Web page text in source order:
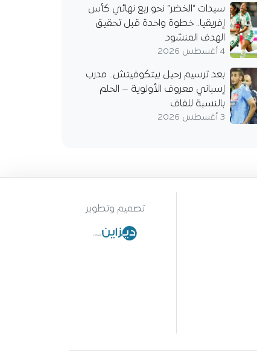
سيدات “الخضر” نحو ربع نهائي كأس
إفريقيا.. خطوة واحدة قبل تحقيق
الهدف المنشود
4 أغسطس 2026
بعد ترسيم رحيل بيتكوفيتش.. مدرب
إسباني معروف الأولوية – الحلم
بالنسبة للفاف
3 أغسطس 2026
تصميم وتطوير